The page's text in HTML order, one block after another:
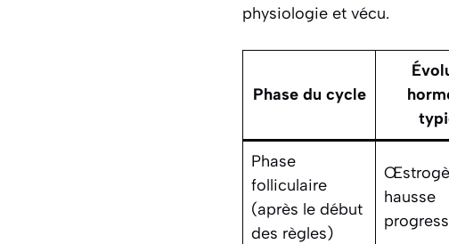
physiologie et vécu.
Phase du cycle
Phase
folliculaire
(après le début
des règles)
hausse